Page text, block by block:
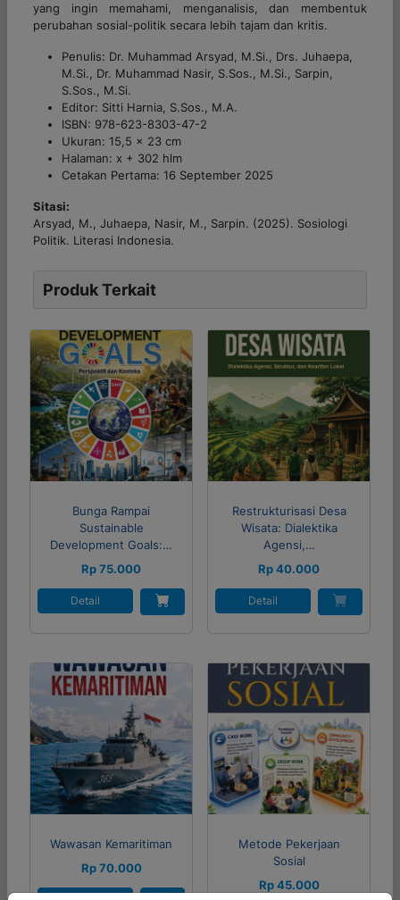
yang ingin memahami, menganalisis, dan membentuk
perubahan sosial-politik secara lebih tajam dan kritis.
Penulis: Dr. Muhammad Arsyad, M.Si., Drs. Juhaepa,
M.Si., Dr. Muhammad Nasir, S.Sos., M.Si., Sarpin,
S.Sos., M.Si.
Editor: Sitti Harnia, S.Sos., M.A.
ISBN: 978-623-8303-47-2
Ukuran: 15,5 x 23 cm
Halaman: x + 302 hlm
Cetakan Pertama: 16 September 2025
Sitasi:
Arsyad, M., Juhaepa, Nasir, M., Sarpin. (2025). Sosiologi
Politik. Literasi Indonesia.
Produk Terkait
Bunga Rampai
Sustainable
Development Goals:…
Rp 75.000
Detail
Restrukturisasi Desa
Wisata: Dialektika
Agensi,…
Rp 40.000
Detail
Wawasan Kemaritiman
Rp 70.000
Metode Pekerjaan
Sosial
Rp 45.000